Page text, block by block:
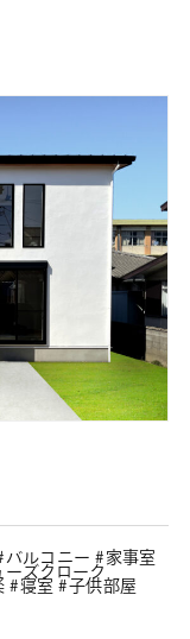
バルコニー
家事室
ーズクローク
寝室
子供部屋